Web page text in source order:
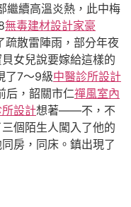
繼續高溫炎熱，此中梅
無毒建材設計家豪
散雷陣雨，部分年夜
女兒說要嫁給這樣的
了7～9級中醫診所設計
后，韶關市仁禪風室內
設計想著——不，不
個陌生人闖入了他的
房，同床。鎮出現了